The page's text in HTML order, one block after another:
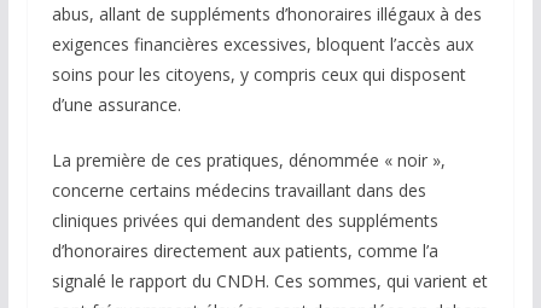
abus, allant de suppléments d’honoraires illégaux à des
exigences financières excessives, bloquent l’accès aux
soins pour les citoyens, y compris ceux qui disposent
d’une assurance.
La première de ces pratiques, dénommée « noir »,
concerne certains médecins travaillant dans des
cliniques privées qui demandent des suppléments
d’honoraires directement aux patients, comme l’a
signalé le rapport du CNDH. Ces sommes, qui varient et